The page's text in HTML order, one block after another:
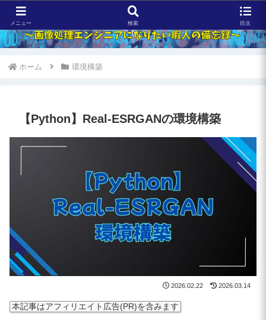
ホーム 環境構築
【Python】Real-ESRGANの環境構築
2026.02.22 2026.03.14
本記事はアフィリエイト広告(PR)を含みます
メニュー 検索 目次